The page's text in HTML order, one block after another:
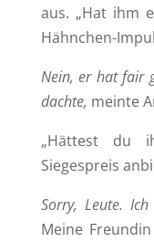
aus. „Hat ihm
Hähnchen-
Nein, er hat fair
dachte, meinte
„Hättest du
Siegespreis
Sorry, Leute.
Meine